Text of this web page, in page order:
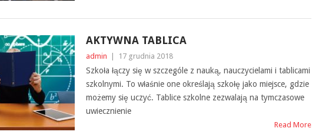
AKTYWNA TABLICA
admin 17 grudnia 2018
Szkoła łączy się w szczególe z nauką, nauczycielami i tablicami
szkolnymi. To właśnie one określają szkołę jako miejsce, gdzie
możemy się uczyć. Tablice szkolne zezwalają na tymczasowe
uwiecznienie
Read More